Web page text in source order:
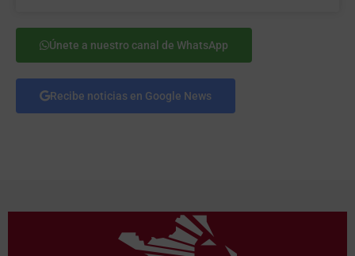
Únete a nuestro canal de WhatsApp
Recibe noticias en Google News